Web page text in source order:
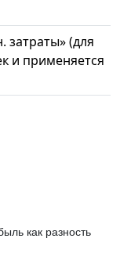
затраты» (для
и применяется
как разность